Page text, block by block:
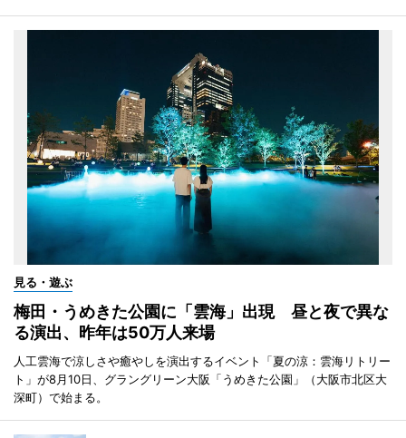
見る・遊ぶ
梅田・うめきた公園に「雲海」出現 昼と夜で異な
る演出、昨年は50万人来場
人工雲海で涼しさや癒やしを演出するイベント「夏の涼：雲海リトリー
ト」が8月10日、グラングリーン大阪「うめきた公園」（大阪市北区大
深町）で始まる。